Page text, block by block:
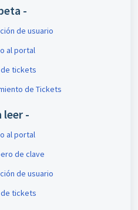
-
de usuario
al portal
de tickets
de Tickets
leer -
al portal
de clave
de usuario
de tickets